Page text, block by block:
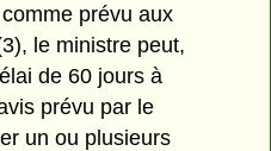
prévu aux
le ministre peut,
de 60 jours à
prévu par le
un ou plusieurs